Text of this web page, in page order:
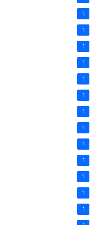
1
1
1
1
1
1
1
1
1
1
1
1
1